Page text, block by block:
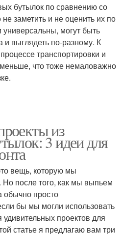
бутылок по сравнению со
заметить и не оценить их по
универсальны, могут быть
выглядеть по-разному. К
транспортировки и
что тоже немаловажно
из
3 идеи для
вещь, которую мы
после того, как мы выпьем
обычно просто
бы мы могли использовать
проектов для
статье я предлагаю вам три